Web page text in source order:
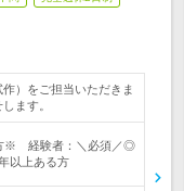
）をご担当いただきま
ます。
方※ 経験者：＼必須／◎
以上ある方